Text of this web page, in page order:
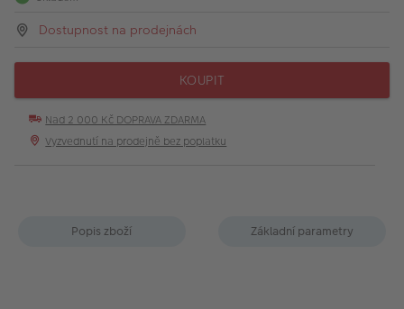
Dostupnost na prodejnách
KOUPIT
Nad 2 000 Kč DOPRAVA ZDARMA
Vyzvednutí na prodejně bez poplatku
Popis zboží Základní parametry